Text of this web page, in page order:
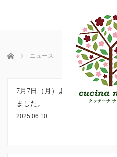
ホーム ニュース
7月7日（月）より一部メニュ
ました。
2025.06.10